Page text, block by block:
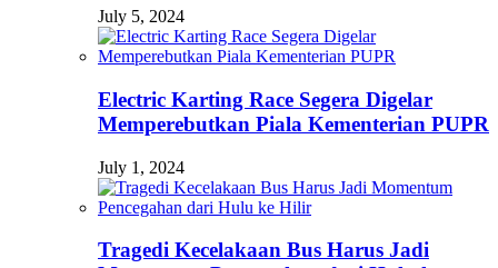
July 5, 2024
Electric Karting Race Segera Digelar
Memperebutkan Piala Kementerian PUPR
July 1, 2024
Tragedi Kecelakaan Bus Harus Jadi